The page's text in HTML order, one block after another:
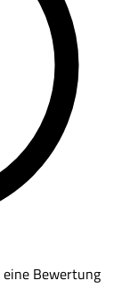
eine Bewertung